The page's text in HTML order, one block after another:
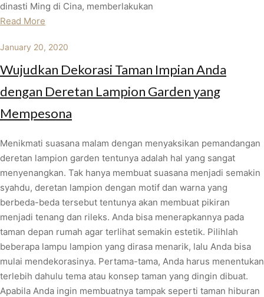
dinasti Ming di Cina, memberlakukan
Read More
January 20, 2020
Wujudkan Dekorasi Taman Impian Anda
dengan Deretan Lampion Garden yang
Mempesona
Menikmati suasana malam dengan menyaksikan pemandangan
deretan lampion garden tentunya adalah hal yang sangat
menyenangkan. Tak hanya membuat suasana menjadi semakin
syahdu, deretan lampion dengan motif dan warna yang
berbeda-beda tersebut tentunya akan membuat pikiran
menjadi tenang dan rileks. Anda bisa menerapkannya pada
taman depan rumah agar terlihat semakin estetik. Pilihlah
beberapa lampu lampion yang dirasa menarik, lalu Anda bisa
mulai mendekorasinya. Pertama-tama, Anda harus menentukan
terlebih dahulu tema atau konsep taman yang dingin dibuat.
Apabila Anda ingin membuatnya tampak seperti taman hiburan